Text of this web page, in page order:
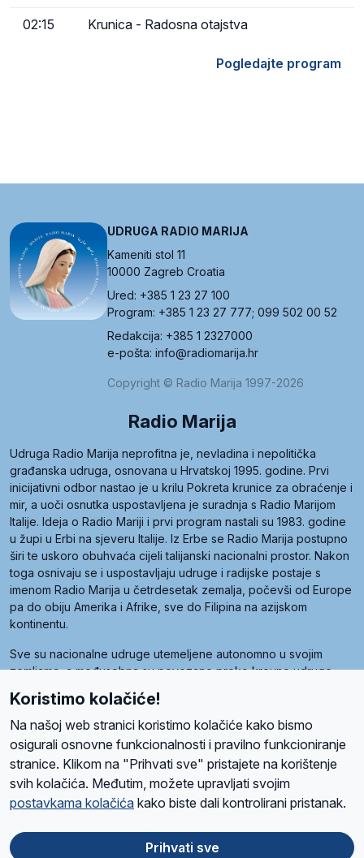
02:15 Krunica - Radosna otajstva
Pogledajte program
UDRUGA RADIO MARIJA
Kameniti stol 11
10000 Zagreb Croatia
Ured: +385 1 23 27 100
Program: +385 1 23 27 777; 099 502 00 52
Redakcija: +385 1 2327000
e-pošta: info@radiomarija.hr
Copyright © Radio Marija 1997-2026
Radio Marija
Udruga Radio Marija neprofitna je, nevladina i nepolitička
građanska udruga, osnovana u Hrvatskoj 1995. godine. Prvi
inicijativni odbor nastao je u krilu Pokreta krunice za obraćenje i
mir, a uoči osnutka uspostavljena je suradnja s Radio Marijom
Italije. Ideja o Radio Mariji i prvi program nastali su 1983. godine
u župi u Erbi na sjeveru Italije. Iz Erbe se Radio Marija postupno
širi te uskoro obuhvaća cijeli talijanski nacionalni prostor. Nakon
toga osnivaju se i uspostavljaju udruge i radijske postaje s
imenom Radio Marija u četrdesetak zemalja, počevši od Europe
pa do obiju Amerika i Afrike, sve do Filipina na azijskom
kontinentu.
Sve su nacionalne udruge utemeljene autonomno u svojim
zemljama, a međusobna su povezane preko krovne udruge
Radio Maria). Svjetsku obitelj utemeljilo je sedam članica, među
kojima je i hrvatska Udruga Radio Marija.
O namaRadio ProgramVolonteriPrijateljiKontaktPravila privatnosti
Ova stranica je zaštićena Google reCAPTCHA sustavom
Koristimo kolačiće!
Na našoj web stranici koristimo kolačiće kako bismo
osigurali osnovne funkcionalnosti i pravilno funkcioniranje
stranice. Klikom na "Prihvati sve" pristajete na korištenje
svih kolačića. Međutim, možete upravljati svojim
postavkama kolačića kako biste dali kontrolirani pristanak.
Prihvati sve